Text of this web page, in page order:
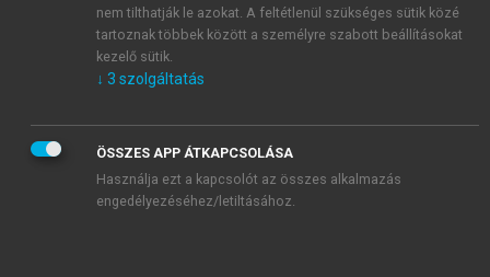
mersz.huoldalak licencszerződéseiben foglaltakat
tudomásul veszem és elfogadom.
KIPRÓBÁLOM
nem tilthatják le azokat. A feltétlenül szükséges sütik közé
tartoznak többek között a személyre szabott beállításokat
kezelő sütik.
↓ 3 szolgáltatás
ÖSSZES APP ÁTKAPCSOLÁSA
Használja ezt a kapcsolót az összes alkalmazás
engedélyezéséhez/letiltásához.